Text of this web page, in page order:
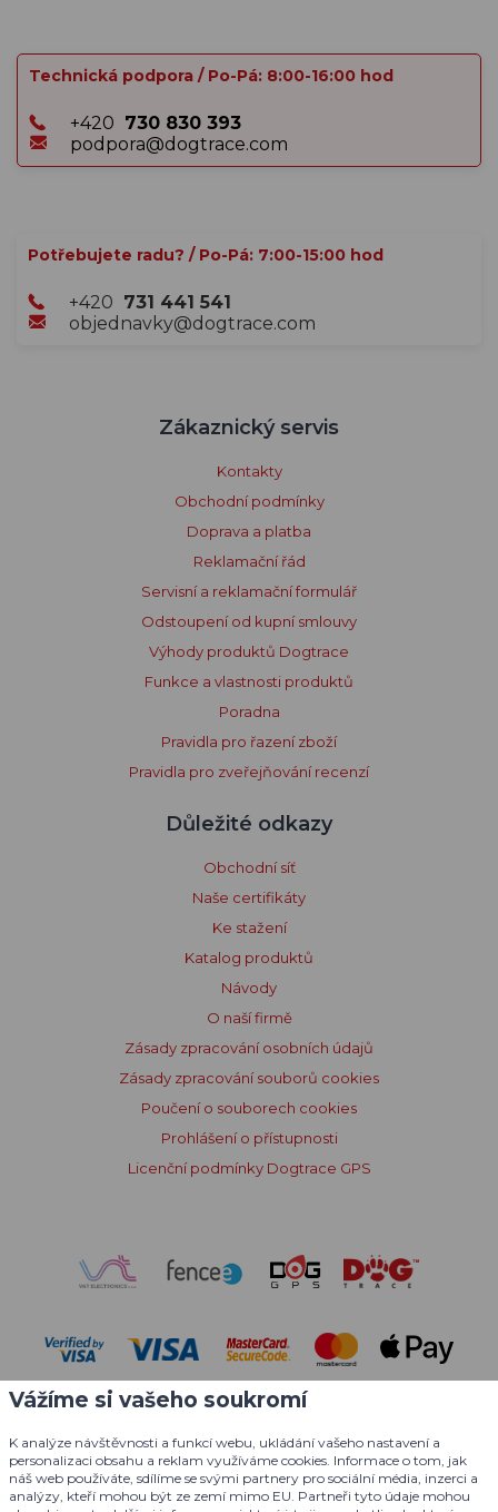
Technická podpora / Po-Pá: 8:00-16:00 hod
+420 730 830 393
podpora@dogtrace.com
Potřebujete radu? / Po-Pá: 7:00-15:00 hod
+420 731 441 541
objednavky@dogtrace.com
Zákaznický servis
Kontakty
Obchodní podmínky
Doprava a platba
Reklamační řád
Servisní a reklamační formulář
Odstoupení od kupní smlouvy
Výhody produktů Dogtrace
Funkce a vlastnosti produktů
Poradna
Pravidla pro řazení zboží
Pravidla pro zveřejňování recenzí
Důležité odkazy
Obchodní síť
Naše certifikáty
Ke stažení
Katalog produktů
Návody
O naší firmě
Zásady zpracování osobních údajů
Zásady zpracování souborů cookies
Poučení o souborech cookies
Prohlášení o přístupnosti
Licenční podmínky Dogtrace GPS
Vážíme si vašeho soukromí
K analýze návštěvnosti a funkcí webu, ukládání vašeho nastavení a
personalizaci obsahu a reklam využíváme cookies. Informace o tom, jak
náš web používáte, sdílíme se svými partnery pro sociální média, inzerci a
analýzy, kteří mohou být ze zemí mimo EU. Partneři tyto údaje mohou